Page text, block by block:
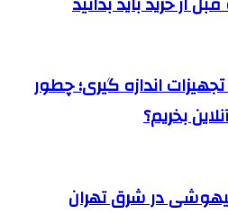
اندازه گیری؛ چطور
بخریم؟
در شرق تهران